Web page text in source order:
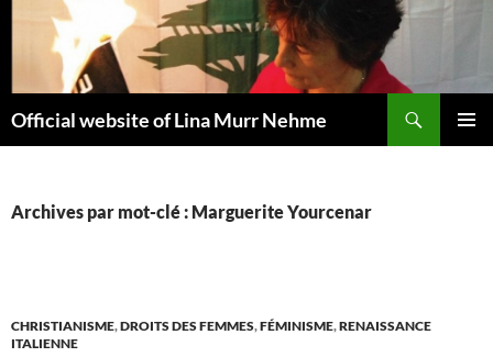
contenu
Official website of Lina Murr Nehme
Archives par mot-clé : Marguerite Yourcenar
CHRISTIANISME,DROITS DES FEMMES,FÉMINISME,RENAISSANCE
ITALIENNE